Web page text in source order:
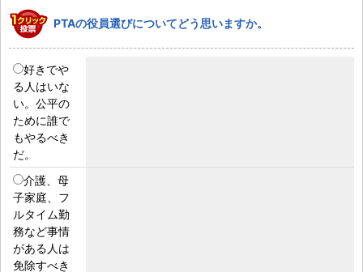
PTAの役員選びについてどう思いますか。
好きでや
る人はいな
い。公平の
ために誰で
もやるべき
だ。
介護、母
子家庭、フ
ルタイム勤
務など事情
がある人は
免除すべき